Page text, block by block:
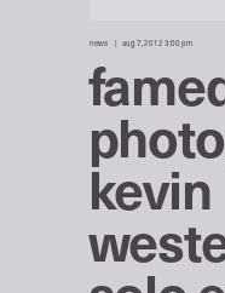
news aug 7, 2012 3:00 pm
kevin